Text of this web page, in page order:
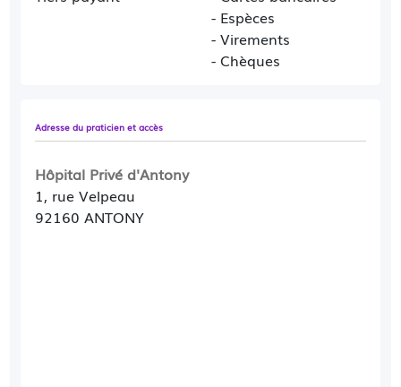
- Espèces
- Virements
- Chèques
Adresse du praticien et accès
Hôpital Privé d'Antony
1, rue Velpeau
92160 ANTONY